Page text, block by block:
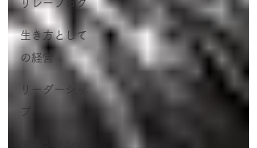
リレーブログ
生き方として
の経営
リーダーシッ
プ